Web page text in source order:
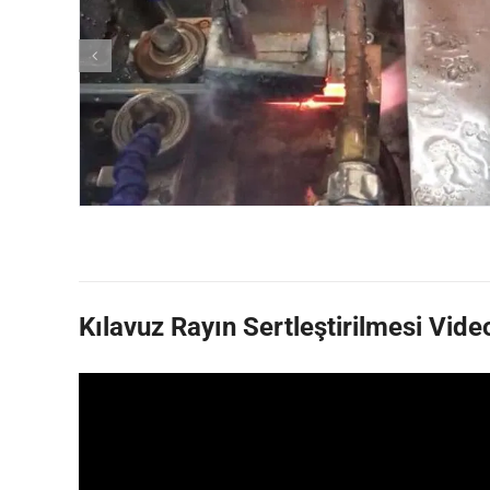
Kılavuz Rayın Sertleştirilmesi